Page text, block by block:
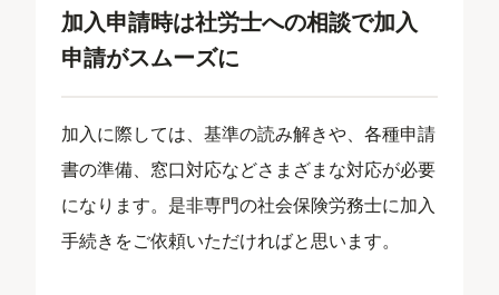
加入申請時は社労士への相談で加入
申請がスムーズに
加入に際しては、基準の読み解きや、各種申請
書の準備、窓口対応などさまざまな対応が必要
になります。是非専門の社会保険労務士に加入
手続きをご依頼いただければと思います。